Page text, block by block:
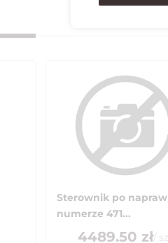
Sterownik po
numerze 471...
4489.50 zł/